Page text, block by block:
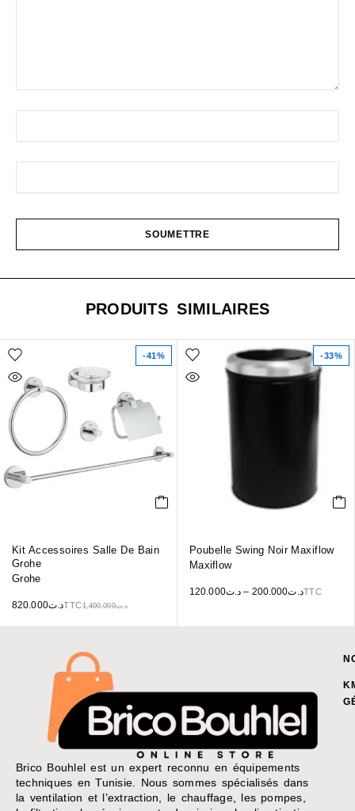
PRODUITS SIMILAIRES
-41%
Kit Accessoires Salle De Bain
Grohe
Grohe
د.ت1,400.000 د.ت820.000 TTC
-33%
Poubelle Swing Noir Maxiflow
Maxiflow
د.ت120.000 – د.ت200.000 TTC
Brico Bouhlel est un expert reconnu en équipements
techniques en Tunisie. Nous sommes spécialisés dans
la ventilation et l’extraction, le chauffage, les pompes,